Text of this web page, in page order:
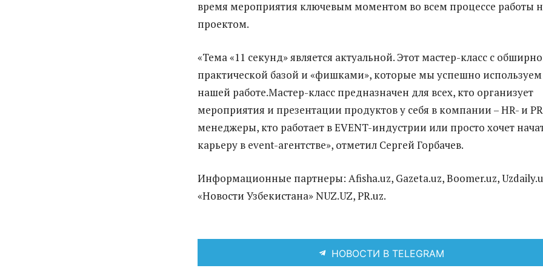
время мероприятия ключевым моментом во всем процессе работы
проектом.
«Тема «11 секунд» является актуальной. Этот мастер-класс с
практической базой и «фишками», которые мы успешно
нашей работе.Мастер-класс предназначен для всех, кто организует
мероприятия и презентации продуктов у себя в компании – HR- и
менеджеры, кто работает в EVENT-индустрии или просто хочет
карьеру в event-агентстве», отметил Сергей Горбачев.
Информационные партнеры: Afisha.uz, Gazeta.uz, Boomer.uz,
«Новости Узбекистана» NUZ.UZ, PR.uz.
НОВОСТИ В TELEGRAM